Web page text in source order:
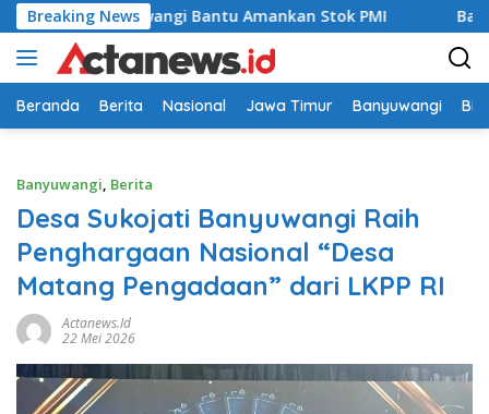
Langsung
ke
konten
Breaking News
Banyuwangi Bantu Amankan Stok PMI Babinsa
Beranda Berita Nasional Jawa Timur Banyuwangi
Banyuwangi, Berita
Desa Sukojati Banyuwangi Raih
Penghargaan Nasional “Desa
Matang Pengadaan” dari LKPP RI
Actanews.id
22 Mei 2026